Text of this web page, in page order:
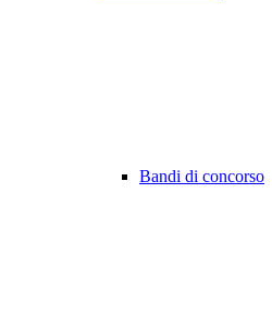
Bandi di concorso